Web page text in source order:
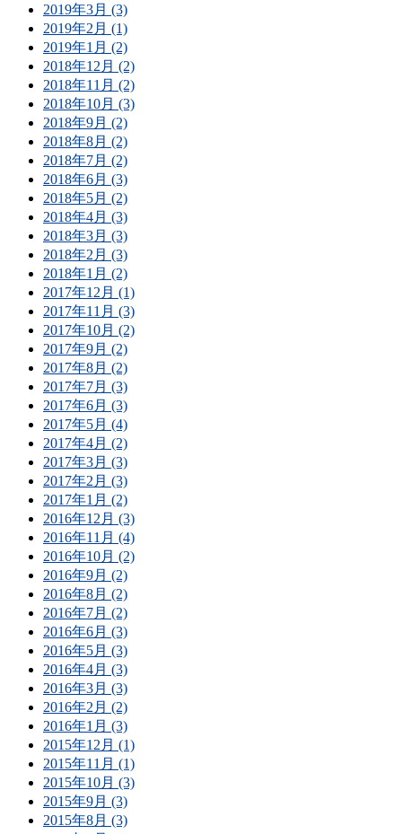
2019年3月 (3)
2019年2月 (1)
2019年1月 (2)
2018年12月 (2)
2018年11月 (2)
2018年10月 (3)
2018年9月 (2)
2018年8月 (2)
2018年7月 (2)
2018年6月 (3)
2018年5月 (2)
2018年4月 (3)
2018年3月 (3)
2018年2月 (3)
2018年1月 (2)
2017年12月 (1)
2017年11月 (3)
2017年10月 (2)
2017年9月 (2)
2017年8月 (2)
2017年7月 (3)
2017年6月 (3)
2017年5月 (4)
2017年4月 (2)
2017年3月 (3)
2017年2月 (3)
2017年1月 (2)
2016年12月 (3)
2016年11月 (4)
2016年10月 (2)
2016年9月 (2)
2016年8月 (2)
2016年7月 (2)
2016年6月 (3)
2016年5月 (3)
2016年4月 (3)
2016年3月 (3)
2016年2月 (2)
2016年1月 (3)
2015年12月 (1)
2015年11月 (1)
2015年10月 (3)
2015年9月 (3)
2015年8月 (3)